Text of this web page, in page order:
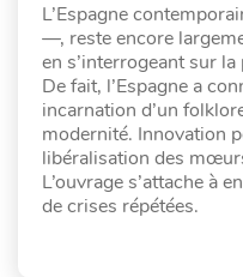
L’Espagne
—, reste encore
en s’interrogeant sur
De fait, l’Espagne a
incarnation d’un
modernité. Innovation
libéralisation des
L’ouvrage s’attache à
de crises répétées.